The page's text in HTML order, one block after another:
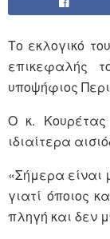
Το εκλογικό
επικεφαλής
υποψήφιος
Ο κ. Κουρέτας
ιδιαίτερα
«Σήμερα
γιατί όποιος
πληγή και δεν